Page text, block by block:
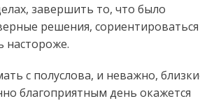
завершить то, что было
решения, сориентироваться
настороже.
с полуслова, и неважно,
благоприятным день окажется